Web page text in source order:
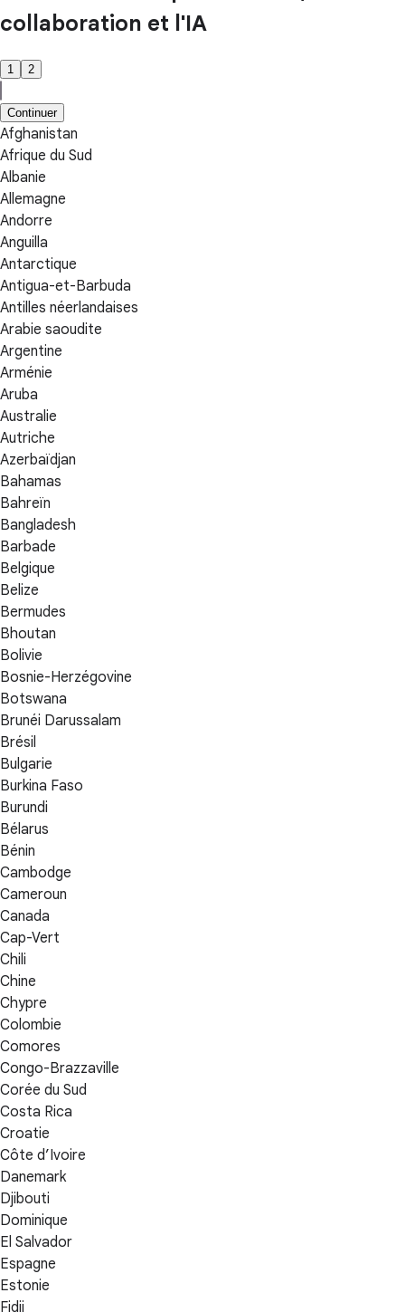
collaboration et l'IA
1 2
Continuer
Afghanistan
Afrique du Sud
Albanie
Allemagne
Andorre
Anguilla
Antarctique
Antigua-et-Barbuda
Antilles néerlandaises
Arabie saoudite
Argentine
Arménie
Aruba
Australie
Autriche
Azerbaïdjan
Bahamas
Bahreïn
Bangladesh
Barbade
Belgique
Belize
Bermudes
Bhoutan
Bolivie
Bosnie-Herzégovine
Botswana
Brunéi Darussalam
Brésil
Bulgarie
Burkina Faso
Burundi
Bélarus
Bénin
Cambodge
Cameroun
Canada
Cap-Vert
Chili
Chine
Chypre
Colombie
Comores
Congo-Brazzaville
Corée du Sud
Costa Rica
Croatie
Côte d’Ivoire
Danemark
Djibouti
Dominique
El Salvador
Espagne
Estonie
Fidji